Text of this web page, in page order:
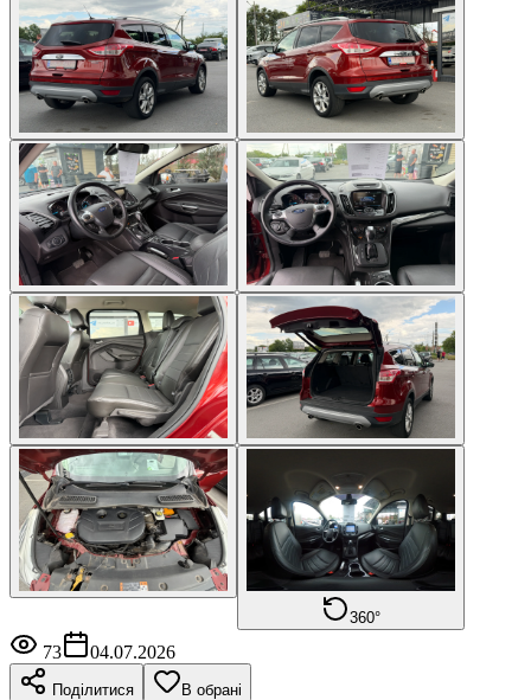
360°
73 04.07.2026
Поділитися В обрані